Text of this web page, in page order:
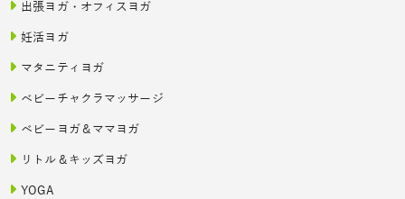
出張ヨガ・オフィスヨガ
妊活ヨガ
マタニティヨガ
ベビーチャクラマッサージ
ベビーヨガ＆ママヨガ
リトル＆キッズヨガ
YOGA